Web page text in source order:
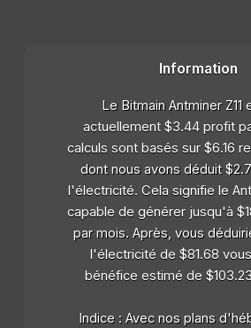
Information
Le Bitmain Antminer Z11
actuellement $3.44 profit
calculs sont basés sur $6.16
dont nous avons déduit
l'électricité. Cela signifie le
capable de générer jusqu'à
par mois. Après, vous
l'électricité de $81.68
bénéfice estimé de
Indice : Avec nos plans